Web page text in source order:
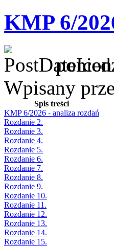
KMP 6/
Wpisany
Spis treści
KMP 6/2026 - analiza rozdań
Rozdanie 2.
Rozdanie 3.
Rozdanie 4.
Rozdanie 5.
Rozdanie 6.
Rozdanie 7.
Rozdanie 8.
Rozdanie 9.
Rozdanie 10.
Rozdanie 11.
Rozdanie 12.
Rozdanie 13.
Rozdanie 14.
Rozdanie 15.